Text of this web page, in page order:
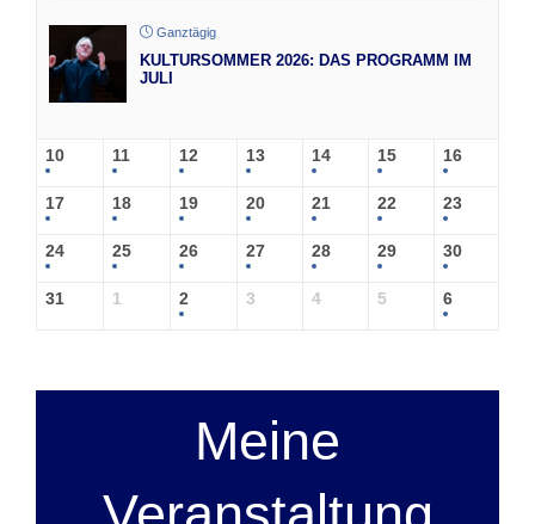
Ganztägig
KULTURSOMMER 2026: DAS PROGRAMM IM
JULI
10 11 12 13 14 15 16
17 18 19 20 21 22 23
24 25 26 27 28 29 30
31 1 2 3 4 5 6
Meine